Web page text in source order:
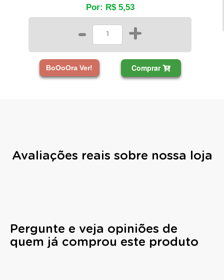
Por: R$ 5,53
- +
BoOoOra Ver! Comprar
Avaliações reais sobre nossa loja
Pergunte e veja opiniões de
quem já comprou este produto